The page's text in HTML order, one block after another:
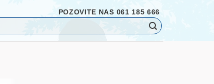
POZOVITE NAS 061 185 666